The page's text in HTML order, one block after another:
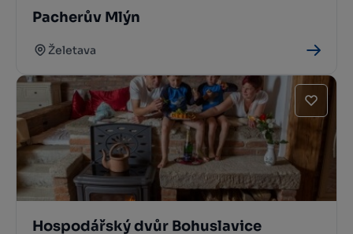
Pacherův Mlýn
Želetava
Hospodářský dvůr Bohuslavice